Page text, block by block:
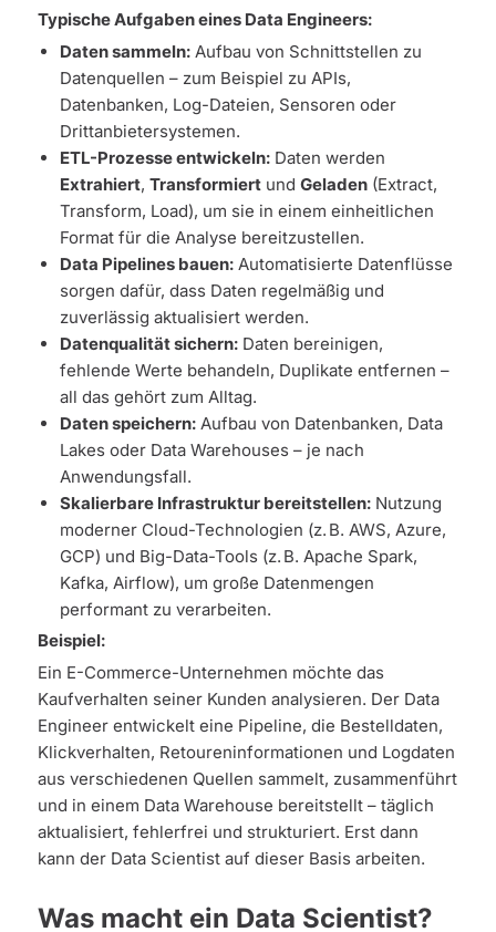
Typische Aufgaben eines Data Engineers:
Daten sammeln: Aufbau von Schnittstellen zu
Datenquellen – zum Beispiel zu APIs,
Datenbanken, Log-Dateien, Sensoren oder
Drittanbietersystemen.
ETL-Prozesse entwickeln: Daten werden
Extrahiert,Transformiert undGeladen (Extract,
Transform, Load), um sie in einem einheitlichen
Format für die Analyse bereitzustellen.
Data Pipelines bauen: Automatisierte Datenflüsse
sorgen dafür, dass Daten regelmäßig und
zuverlässig aktualisiert werden.
Datenqualität sichern: Daten bereinigen,
fehlende Werte behandeln, Duplikate entfernen –
all das gehört zum Alltag.
Daten speichern: Aufbau von Datenbanken, Data
Lakes oder Data Warehouses – je nach
Anwendungsfall.
Skalierbare Infrastruktur bereitstellen: Nutzung
moderner Cloud-Technologien (z. B. AWS, Azure,
GCP) und Big-Data-Tools (z. B. Apache Spark,
Kafka, Airflow), um große Datenmengen
performant zu verarbeiten.
Beispiel:
Ein E-Commerce-Unternehmen möchte das
Kaufverhalten seiner Kunden analysieren. Der Data
Engineer entwickelt eine Pipeline, die Bestelldaten,
Klickverhalten, Retoureninformationen und Logdaten
aus verschiedenen Quellen sammelt, zusammenführt
und in einem Data Warehouse bereitstellt – täglich
aktualisiert, fehlerfrei und strukturiert. Erst dann
kann der Data Scientist auf dieser Basis arbeiten.
Was macht ein Data Scientist?